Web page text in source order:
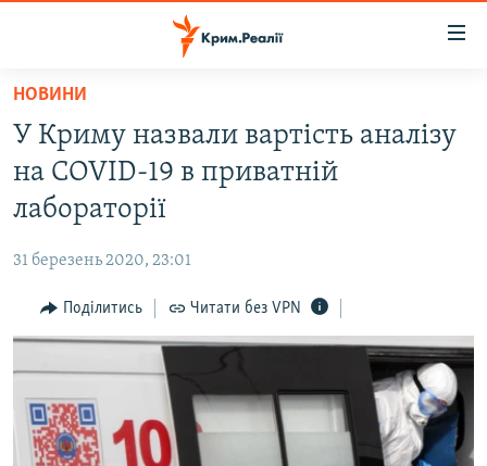
Перейти
основного
матеріалу
Перейти
до
основної
навігації
Перейти
до
ВОДА.КРИМ
ВІДЕО ТА ФОТО
БЛОГИ
ПОГЛЯД
ІНТЕРВ'Ю
СПЕЦПРОЕКТИ
НОВИНИ
У Криму назвали вартість аналізу
на COVID-19 в приватній
лабораторії
31 березень 2020, 23:01
Поділитись Читати без VPN